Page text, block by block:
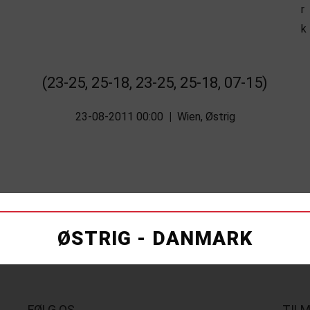
(23-25, 25-18, 23-25, 25-18, 07-15)
23-08-2011 00:00 Wien, Østrig
ØSTRIG - DANMARK